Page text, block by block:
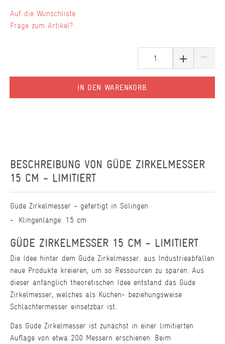
IN DEN WARENKORB
Wunschliste
Frage zum Artikel?
BESCHREIBUNG VON GÜDE ZIRKELMESSER
15 CM - LIMITIERT
Güde Zirkelmesser - gefertigt in Solingen
Klingenlänge: 15 cm
GÜDE ZIRKELMESSER 15 CM - LIMITIERT
Die Idee hinter dem Güde Zirkelmesser: aus Industrieabfällen
neue Produkte kreieren, um so Ressourcen zu sparen. Aus
dieser anfänglich theoretischen Idee entstand das Güde
Zirkelmesser, welches als Küchen- beziehungsweise
Schlachtermesser einsetzbar ist.
Das Güde Zirkelmesser ist zunächst in einer limitierten
Auflage von etwa 200 Messern erschienen. Beim